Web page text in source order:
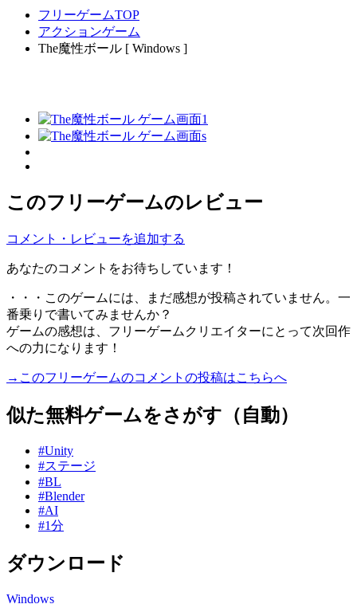
フリーゲームTOP
アクションゲーム
The魔性ボール [ Windows ]
このフリーゲームのレビュー
コメント・レビューを追加する
あなたのコメントをお待ちしています！
・・・このゲームには、まだ感想が投稿されていません。一
番乗りで書いてみませんか？
ゲームの感想は、フリーゲームクリエイターにとって次回作
への力になります！
→このフリーゲームのコメントの投稿はこちらへ
似た無料ゲームをさがす（自動）
#Unity
#ステージ
#BL
#Blender
#AI
#1分
ダウンロード
Windows